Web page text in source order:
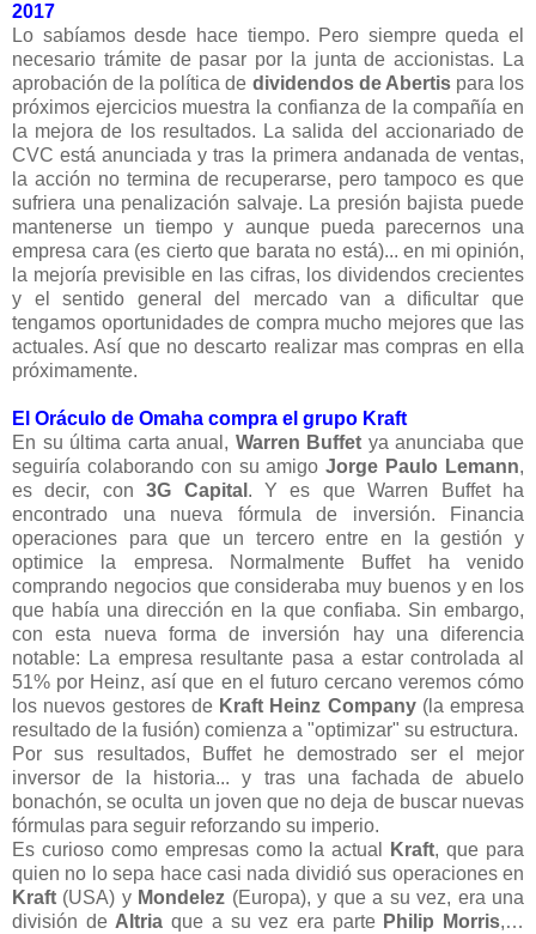
2017
Lo sabíamos desde hace tiempo. Pero siempre queda el
necesario trámite de pasar por la junta de accionistas. La
aprobación de la política de dividendos de Abertispara los
próximos ejercicios muestra la confianza de la compañía en
la mejora de los resultados. La salida del accionariado de
CVC está anunciada y tras la primera andanada de ventas,
la acción no termina de recuperarse, pero tampoco es que
sufriera una penalización salvaje. La presión bajista puede
mantenerse un tiempo y aunque pueda parecernos una
empresa cara (es cierto que barata no está)... en mi opinión,
la mejoría previsible en las cifras, los dividendos crecientes
y el sentido general del mercado van a dificultar que
tengamos oportunidades de compra mucho mejores que las
actuales. Así que no descarto realizar mas compras en ella
próximamente.
El Oráculo de Omaha compra el grupo Kraft
En su última carta anual, Warren Buffet ya anunciaba que
seguiría colaborando con su amigoJorge Paulo Lemann,
es decir, con3G Capital . Y es que Warren Buffet ha
encontrado una nueva fórmula de inversión. Financia
operaciones para que un tercero entre en la gestión y
optimice la empresa. Normalmente Buffet ha venido
comprando negocios que consideraba muy buenos y en los
que había una dirección en la que confiaba. Sin embargo,
con esta nueva forma de inversión hay una diferencia
notable: La empresa resultante pasa a estar controlada al
51% por Heinz, así que en el futuro cercano veremos cómo
los nuevos gestores de Kraft Heinz Company(la empresa
resultado de la fusión) comienza a "optimizar" su estructura.
Por sus resultados, Buffet he demostrado ser el mejor
inversor de la historia... y tras una fachada de abuelo
bonachón, se oculta un joven que no deja de buscar nuevas
fórmulas para seguir reforzando su imperio.
Es curioso como empresas como la actual
Kraft, que para
quien no lo sepa hace casi nada dividió sus operaciones en
Kraft (USA) y Mondelez (Europa), y que a su vez, era una
división de Altria que a su vez era parte Philip Morris,…